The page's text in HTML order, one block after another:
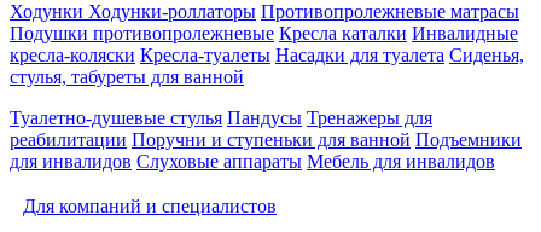
Ходунки Ходунки-роллаторы Противопролежневые матрасы
Подушки противопролежневые Кресла каталки Инвалидные
кресла-коляски Кресла-туалеты Насадки для туалета Сиденья,
стулья, табуреты для ванной
Туалетно-душевые стулья Пандусы Тренажеры для
реабилитации Поручни и ступеньки для ванной Подъемники
для инвалидов Слуховые аппараты Мебель для инвалидов
Для компаний и специалистов